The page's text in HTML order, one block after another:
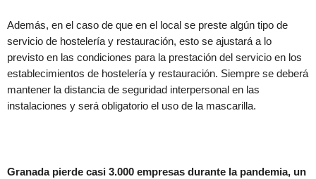
Además, en el caso de que en el local se preste algún tipo de
servicio de hostelería y restauración, esto se ajustará a lo
previsto en las condiciones para la prestación del servicio en los
establecimientos de hostelería y restauración. Siempre se deberá
mantener la distancia de seguridad interpersonal en las
instalaciones y será obligatorio el uso de la mascarilla.
Granada pierde casi 3.000 empresas durante la pandemia, un